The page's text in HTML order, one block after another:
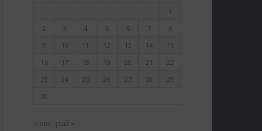
1
2
3 4 5 6 7
8
9
10 11 12 13 14
15
16
17 18 19 20 21
22
23
24 25 26 27 28
29
30
« sie paź »